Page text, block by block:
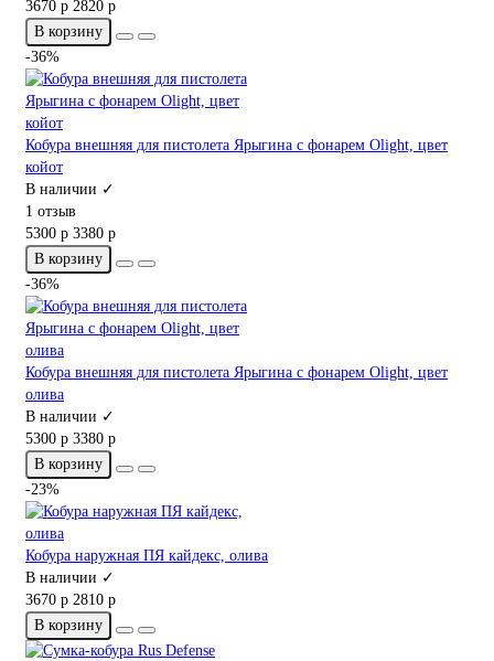
3670 р 2820 р
В корзину
-36%
Кобура внешняя для пистолета Ярыгина с фонарем Olight, цвет
койот
В наличии ✓
1 отзыв
5300 р 3380 р
В корзину
-36%
Кобура внешняя для пистолета Ярыгина с фонарем Olight, цвет
олива
В наличии ✓
5300 р 3380 р
В корзину
-23%
Кобура наружная ПЯ кайдекс, олива
В наличии ✓
3670 р 2810 р
В корзину